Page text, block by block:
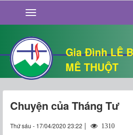
Gia Đình LÊ
MÊ THUỘT
GIỚI THIỆU
TIN TỨC
SỐNG ĐẠO
CHUYỆN NHÀ
QUÁN VĂN
THƯ GIÃN
Chuyện của Tháng Tư
Thứ sáu - 17/04/2020 23:22 | 1310